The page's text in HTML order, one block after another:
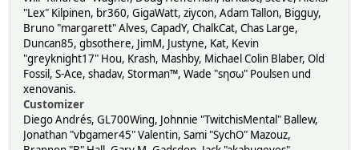
"Lex" Kilpinen, br360, GigaWatt, ziycon, Adam Tallon, Bigguy,
Bruno "margarett" Alves, CapadY, ChalkCat, Chas Large,
Duncan85, gbsothere, JimM, Justyne, Kat, Kevin
"greyknight17" Hou, Krash, Mashby, Michael Colin Blaber, Old
Fossil, S-Ace, shadav, Storman™, Wade "sησω" Poulsen und
xenovanis.
Customizer
Diego Andrés, GL700Wing, Johnnie "TwitchisMental" Ballew,
Jonathan "vbgamer45" Valentin, Sami "SychO" Mazouz,